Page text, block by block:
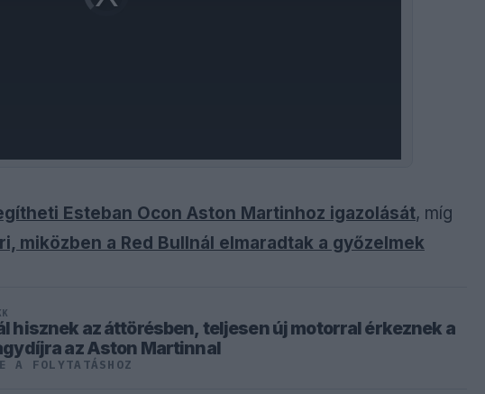
loading.
Esteban Ocon Aston Martinhoz igazolását, míg
miközben a Red Bullnál elmaradtak a győzelmek
hisznek az áttörésben, teljesen új motorral érkeznek a
az Aston Martinnal
A FOLYTATÁSHOZ